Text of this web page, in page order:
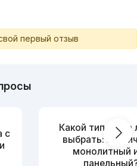
первый отзыв
с
Какой тип дома
выбрать:
монолитный